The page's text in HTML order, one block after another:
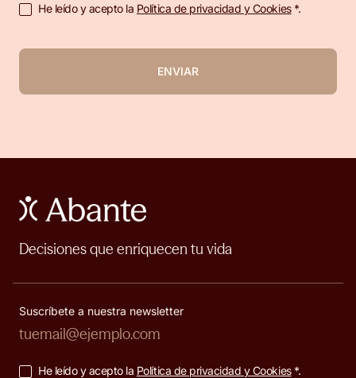
He leído y acepto la Política de privacidad y Cookies*.
ENVIAR
Decisiones que enriquecen tu vida
Suscríbete a nuestra newsletter
He leído y acepto la Política de privacidad y Cookies*.